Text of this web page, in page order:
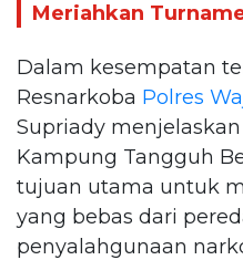
Meriahkan
Dalam kesempatan
Resnarkoba Polres
Supriady
Kampung Tangguh
tujuan utama untuk
yang bebas dari
penyalahgunaan